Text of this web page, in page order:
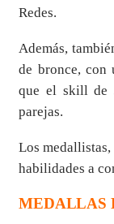
Redes.
Además,
de bronce, con
que el skill de
parejas.
Los
habilidades a
MEDALLAS